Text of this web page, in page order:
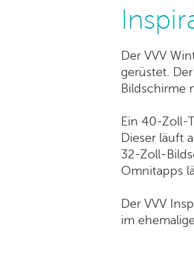
Der VVV
gerüstet.
Bildschirme
Ein 40-Zoll-
Dieser läuft
32-Zoll-
Omnitapps
Der VVV
im